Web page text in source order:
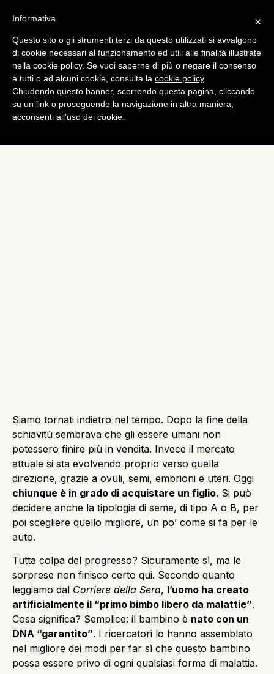
Curiosità
L’uomo ha dato alla luce il
“primo bimbo libero da
malattie”
diAlessandro Moretti
Siamo tornati indietro nel tempo. Dopo la fine della
schiavitù sembrava che gli essere umani non
potessero finire più in vendita. Invece il mercato
attuale si sta evolvendo proprio verso quella
direzione, grazie a ovuli, semi, embrioni e uteri. Oggi
chiunque è in grado di acquistare un figlio. Si può
decidere anche la tipologia di seme, di tipo A o B, per
poi scegliere quello migliore, un po’ come si fa per le
auto.
Tutta colpa del progresso? Sicuramente sì, ma le
sorprese non finisco certo qui. Secondo quanto
leggiamo dal Corriere della Sera, l’uomo ha creato
artificialmente il “primo bimbo libero da malattie”.
Cosa significa? Semplice: il bambino è nato con un
DNA “garantito”. I ricercatori lo hanno assemblato
nel migliore dei modi per far sì che questo bambino
possa essere privo di ogni qualsiasi forma di malattia.
×
Informativa
Questo sito o gli strumenti terzi da questo utilizzati si avvalgono
di cookie necessari al funzionamento ed utili alle finalità illustrate
nella cookie policy. Se vuoi saperne di più o negare il consenso
a tutti o ad alcuni cookie, consulta la cookie policy.
Chiudendo questo banner, scorrendo questa pagina, cliccando
su un link o proseguendo la navigazione in altra maniera,
acconsenti all’uso dei cookie.